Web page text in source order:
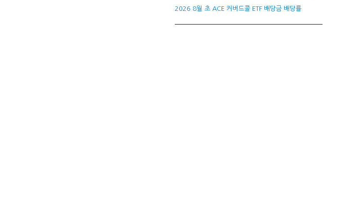
2026 8월 초 ACE 커버드콜 ETF 배당금 배당률